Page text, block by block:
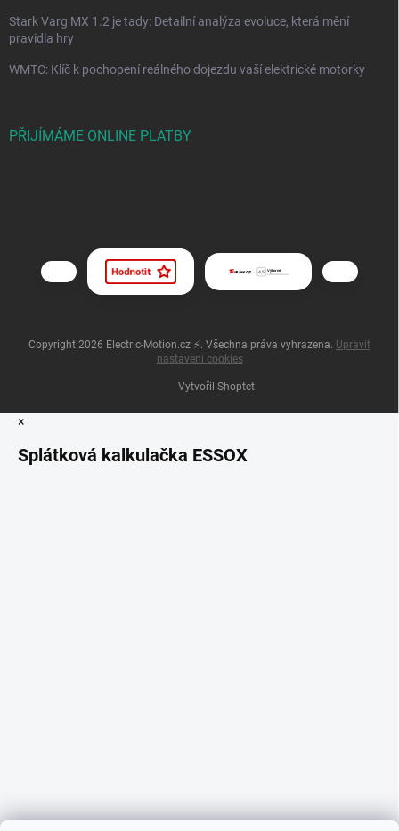
Stark Varg MX 1.2 je tady: Detailní analýza evoluce, která mění
pravidla hry
WMTC: Klíč k pochopení reálného dojezdu vaší elektrické motorky
PŘIJÍMÁME ONLINE PLATBY
Vytvořil Shoptet
Copyright 2026 Electric-Motion.cz ⚡. Všechna práva vyhrazena. Upravit
nastavení cookies
×
Splátková kalkulačka ESSOX